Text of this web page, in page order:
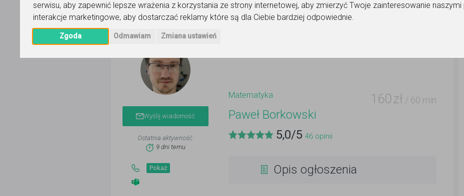
serwisu, aby zapewnić lepsze wrażenia z korzystania ze strony internetowej, aby zmierzyć Twoje zainteresowanie
interakcje marketingowe, aby dostarczać reklamy które są dla Ciebie bardziej odpowiednie.
Zgoda Odmawiam Zmiana ustawień
Strona główna Paweł Borkowski Ogłoszenie korepetytora - matematyka
Wyślij wiadomość
Ostatnia aktywność:
9 dni temu
Pokaż
Matematyka 160 zł / 60 min
Paweł Borkowski
5,0/5 46 opinii
Opis ogłoszenia